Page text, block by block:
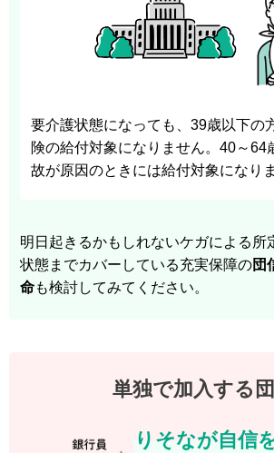
要介護状態になっても、39歳以下の
険の給付対象になりません。40～64
故が原因のときには給付対象になり
明日起きるかもしれないケガによる所
状態までカバーしている充実保障の団
命も検討してみてください。
単独で加入する
りそなが自信